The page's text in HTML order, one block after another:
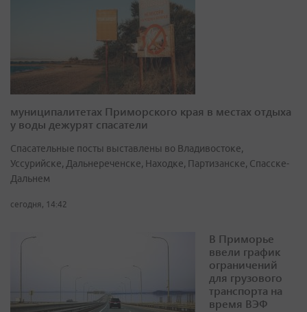
муниципалитетах Приморского края в местах отдыха
у воды дежурят спасатели
Спасательные посты выставлены во Владивостоке,
Уссурийске, Дальнереченске, Находке, Партизанске, Спасске-
Дальнем
сегодня, 14:42
В Приморье
ввели график
ограничений
для грузового
транспорта на
время ВЭФ